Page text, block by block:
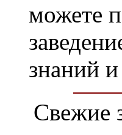
можете
знаний
Свежие